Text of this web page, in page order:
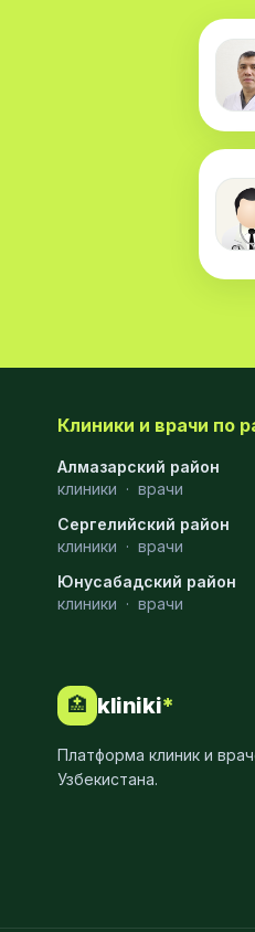
Клиники и врачи по
Алмазарский район
клиники · врачи
Сергелийский район
клиники · врачи
Юнусабадский район
клиники · врачи
🏥 kliniki*
Платформа клиник и
Узбекистана.